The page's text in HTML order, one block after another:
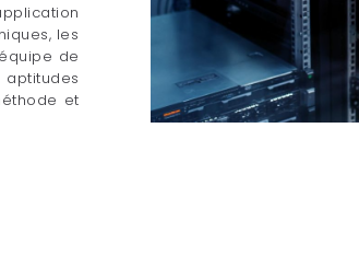
les
de
et